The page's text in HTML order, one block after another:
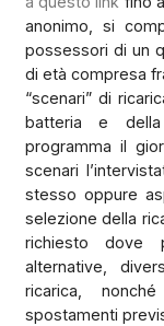
anonimo, si
possessori di un
di età compresa
“scenari” di
batteria e
programma il
scenari
stesso oppure
selezione della
richiesto dove
alternative,
ricarica,
spostamenti